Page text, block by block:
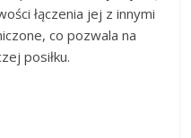
łączenia jej z innymi
co pozwala na
posiłku.